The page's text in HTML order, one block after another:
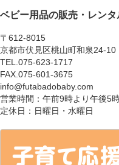
ベビー用品の販売・レン
〒612-8015
京都市伏見区桃山町和泉24-10
TEL.075-623-1717
FAX.075-601-3675
info@futabadobaby.com
営業時間：午前9時より午後5
定休日：日曜日・水曜日